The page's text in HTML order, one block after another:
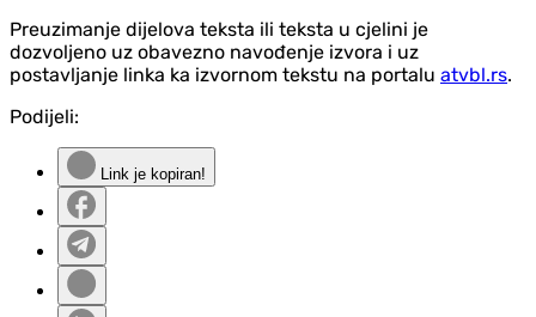
Preuzimanje dijelova teksta ili teksta u cjelini je
dozvoljeno uz obavezno navođenje izvora i uz
postavljanje linka ka izvornom tekstu na portalu atvbl.rs.
Podijeli:
Link je kopiran!